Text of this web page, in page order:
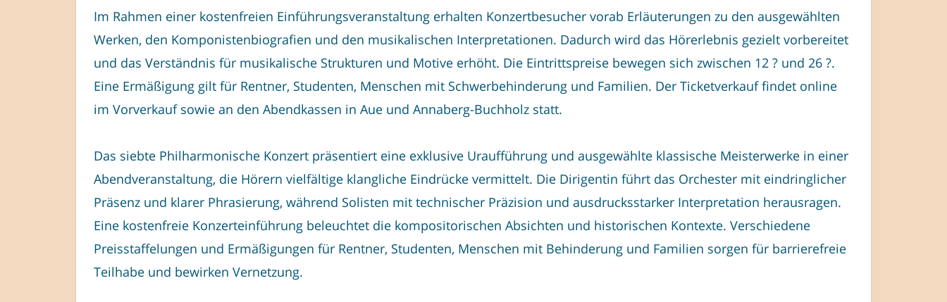
Im Rahmen einer kostenfreien Einführungsveranstaltung erhalten Konzertbesucher vorab Erläuterungen zu den ausgewählten
Werken, den Komponistenbiografien und den musikalischen Interpretationen. Dadurch wird das Hörerlebnis gezielt vorbereitet
und das Verständnis für musikalische Strukturen und Motive erhöht. Die Eintrittspreise bewegen sich zwischen 12 ? und 26 ?.
Eine Ermäßigung gilt für Rentner, Studenten, Menschen mit Schwerbehinderung und Familien. Der Ticketverkauf findet online
im Vorverkauf sowie an den Abendkassen in Aue und Annaberg-Buchholz statt.
Das siebte Philharmonische Konzert präsentiert eine exklusive Uraufführung und ausgewählte klassische Meisterwerke in einer
Abendveranstaltung, die Hörern vielfältige klangliche Eindrücke vermittelt. Die Dirigentin führt das Orchester mit eindringlicher
Präsenz und klarer Phrasierung, während Solisten mit technischer Präzision und ausdrucksstarker Interpretation herausragen.
Eine kostenfreie Konzerteinführung beleuchtet die kompositorischen Absichten und historischen Kontexte. Verschiedene
Preisstaffelungen und Ermäßigungen für Rentner, Studenten, Menschen mit Behinderung und Familien sorgen für barrierefreie
Teilhabe und bewirken Vernetzung.